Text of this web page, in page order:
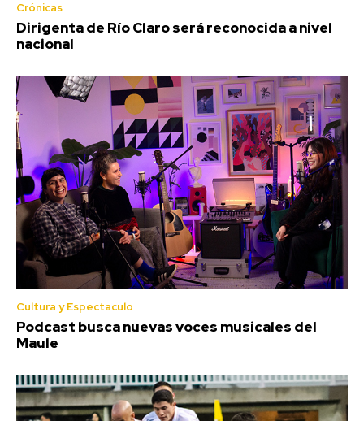
Crónicas
Dirigenta de Río Claro será reconocida a nivel
nacional
Cultura y Espectaculo
Podcast busca nuevas voces musicales del
Maule